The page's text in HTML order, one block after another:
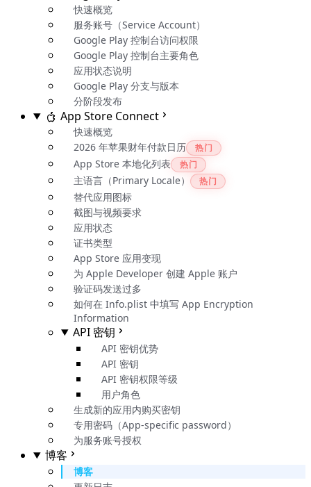
快速概览
服务账号（Service Account）
Google Play 控制台访问权限
Google Play 控制台主要角色
应用状态说明
Google Play 分支与版本
分阶段发布
App Store Connect
快速概览
2026 年苹果财年付款日历
热门
App Store 本地化列表 热门
主语言（Primary Locale） 热门
替代应用图标
截图与视频要求
应用状态
证书类型
App Store 应用变现
为 Apple Developer 创建 Apple 账户
验证码发送过多
如何在 Info.plist 中填写 App Encryption
Information
API 密钥
API 密钥优势
API 密钥
API 密钥权限等级
用户角色
生成新的应用内购买密钥
专用密码（App-specific password）
为服务账号授权
博客
博客